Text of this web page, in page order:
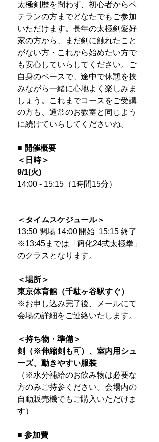
太極剣歴を問わず、初心者からベ
テランの方までどなたでもご参加
いただけます。長年の太極剣愛好
家の方から、まだ剣に触れたこと
がない方・これから始めたい方で
も安心していらしてください。ご
自身のペースで、途中で休憩を挟
みながら一緒に心地よく楽しみま
しょう。これまでコースをご受講
の方も、通常のお教室と同じよう
に続けていらしてくださいね。
■ 開催概要
＜日時＞
9/1(火)
14:00 - 15:15（1時間15分）
＜タイムスケジュール＞
13:50 開場 14:00 開始 15:15 終了
※13:45までは「簡化24式太極拳」
のクラスとなります。
＜場所＞
東京体育館（千駄ヶ谷駅すぐ）
※お申し込み完了後、メールにて
会場の詳細をご連絡いたします。
＜持ち物・準備＞
剣（※伸縮剣も可）、室内用シュ
ーズ、動きやすい服装
（※水分補給のお飲み物は必要な
方のみご持参ください。会場内の
自動販売機でもご購入いただけま
す）
■ 参加費